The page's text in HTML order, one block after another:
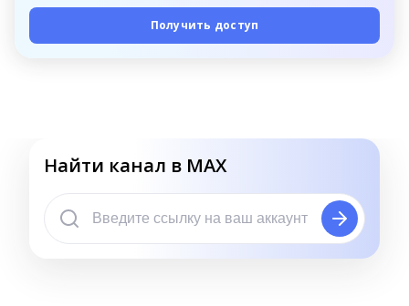
Получить доступ
Найти канал в MAX